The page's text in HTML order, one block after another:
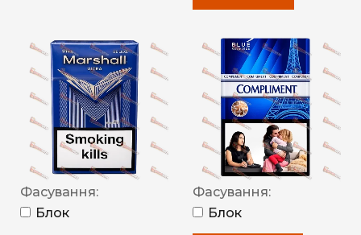
Фасування:
Блок
Фасування:
Блок